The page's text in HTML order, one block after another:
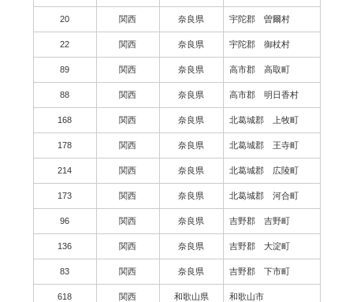
20 関西 奈良県 宇陀郡 曽爾村
22 関西 奈良県 宇陀郡 御杖村
89 関西 奈良県 高市郡 高取町
88 関西 奈良県 高市郡 明日香村
168 関西 奈良県 北葛城郡 上牧町
178 関西 奈良県 北葛城郡 王寺町
214 関西 奈良県 北葛城郡 広陵町
173 関西 奈良県 北葛城郡 河合町
96 関西 奈良県 吉野郡 吉野町
136 関西 奈良県 吉野郡 大淀町
83 関西 奈良県 吉野郡 下市町
618 関西 和歌山県 和歌山市